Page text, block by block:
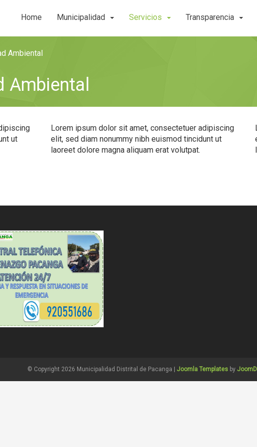
Home Municipalidad Servicios Transparencia
Ambiental
Ambiental
ut
Lorem ipsum dolor sit amet, consectetuer adipiscing
elit, sed diam nonummy nibh euismod tincidunt ut
laoreet dolore magna aliquam erat volutpat.
© Copyright 2026 Municipalidad Distrital de Pacanga | Joomla Templates by